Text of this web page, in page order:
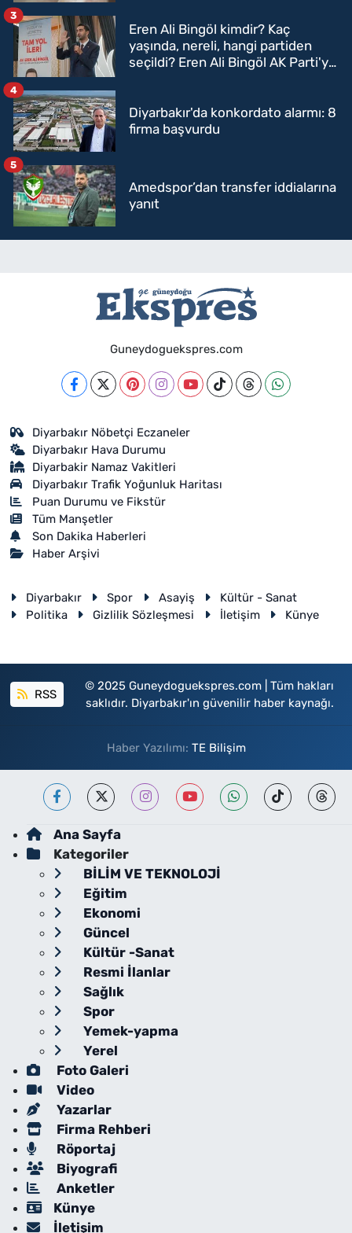
Eren Ali Bingöl kimdir? Kaç
yaşında, nereli, hangi partiden
seçildi? Eren Ali Bingöl AK Parti'ye
3
Diyarbakır'da konkordato alarmı: 8
firma başvurdu
4
Amedspor’dan transfer iddialarına
yanıt
5
Guneydoguekspres.com
Diyarbakır Nöbetçi Eczaneler
Diyarbakır Hava Durumu
Diyarbakir Namaz Vakitleri
Diyarbakır Trafik Yoğunluk Haritası
Puan Durumu ve Fikstür
Tüm Manşetler
Son Dakika Haberleri
Haber Arşivi
Diyarbakır Spor Asayiş
Kültür - Sanat
Politika
Gizlilik Sözleşmesi İletişim Künye
RSS
© 2025 Guneydoguekspres.com | Tüm hakları
saklıdır. Diyarbakır'ın güvenilir haber kaynağı.
Haber Yazılımı: TE Bilişim
Ana Sayfa
Kategoriler
BİLİM VE TEKNOLOJİ
Eğitim
Ekonomi
Güncel
Kültür -Sanat
Resmi İlanlar
Sağlık
Spor
Yemek-yapma
Yerel
Foto Galeri
Video
Yazarlar
Firma Rehberi
Röportaj
Biyografi
Anketler
Künye
İletişim